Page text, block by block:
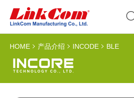
HOME 产品介绍 INCODE BLE